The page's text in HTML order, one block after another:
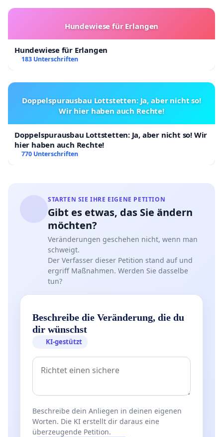
Hundewiese für Erlangen
Hundewiese für Erlangen
183 Unterschriften
Doppelspurausbau Lottstetten: Ja, aber nicht so!
Wir hier haben auch Rechte!
Doppelspurausbau Lottstetten: Ja, aber nicht so! Wir
hier haben auch Rechte!
770 Unterschriften
STARTEN SIE IHRE EIGENE PETITION
Gibt es etwas, das Sie ändern
möchten?
Veränderungen geschehen nicht, wenn man
schweigt.
Der Verfasser dieser Petition stand auf und
ergriff Maßnahmen. Werden Sie dasselbe
tun?
Beschreibe die Veränderung, die du
dir wünschst
KI-gestützt
Beschreibe dein Anliegen in deinen eigenen
Worten. Die KI erstellt dir daraus eine
überzeugende Petition.